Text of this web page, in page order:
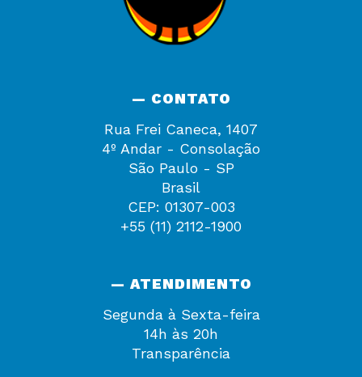
— CONTATO
Rua Frei Caneca, 1407
4º Andar - Consolação
São Paulo - SP
Brasil
CEP: 01307-003
+55 (11) 2112-1900
— ATENDIMENTO
Segunda à Sexta-feira
14h às 20h
Transparência